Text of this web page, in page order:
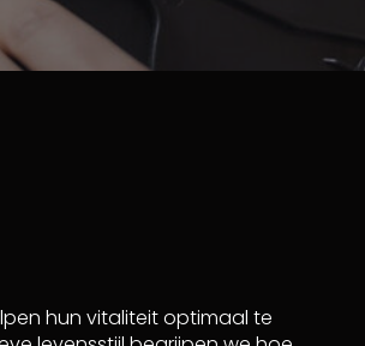
hun vitaliteit optimaal te